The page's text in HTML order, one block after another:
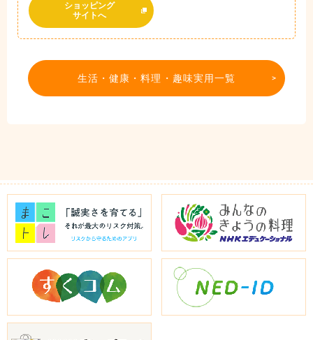
ショッピング
サイトへ
生活・健康・料理・趣味実用一覧